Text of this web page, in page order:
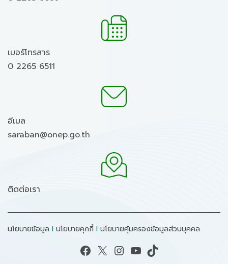
เบอร์โทรสาร
0 2265 6511
อีเมล
saraban@onep.go.th
ติดต่อเรา
นโยบายข้อมูล I นโยบายคุกกี้ I นโยบายคุ้มครองข้อมูลส่วนบุคคล
Facebook X Instagram YouTube TikTok